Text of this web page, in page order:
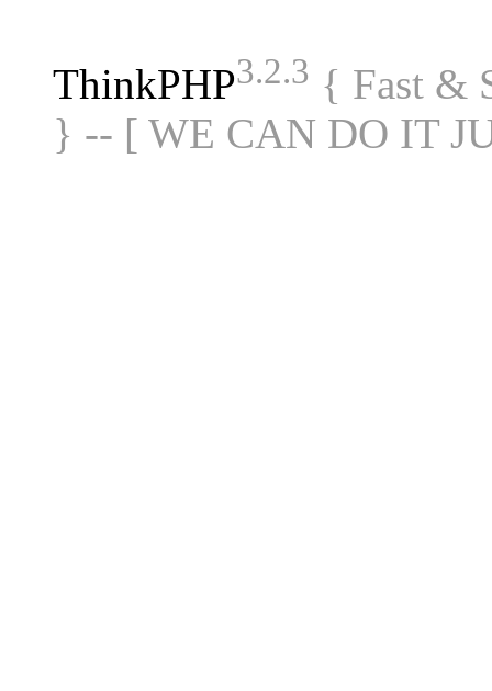
ThinkPHP3.2.3 { Fast &
} -- [ WE CAN DO IT